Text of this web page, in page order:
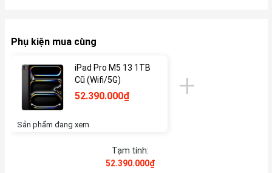
Phụ kiện mua cùng
iPad Pro M5 13 1TB
Cũ (Wifi/5G)
52.390.000₫
Sản phẩm đang xem
Tạm tính:
52.390.000₫